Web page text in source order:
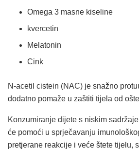
Omega 3 masne kiseline
kvercetin
Melatonin
Cink
N-acetil cistein (NAC) je snažno
dodatno pomaže u zaštiti tijela od
Konzumiranje dijete s niskim
će pomoći u sprječavanju
pretjerane reakcije i veće štete tijelu,